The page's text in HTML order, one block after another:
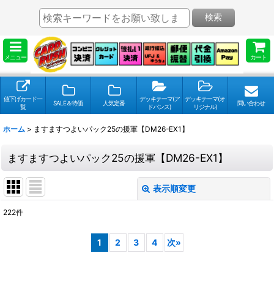
メニュー カート
検索
値下げカード一
覧
SALE＆特価 人気定番
デッキテーマ(ア
ドバンス)
デッキテーマ(オ
リジナル)
問い合わせ
ホーム > ますますつよいパック25の援軍【DM26-EX1】
ますますつよいパック25の援軍【DM26-EX1】
表示順変更
222件
1 2 3 4 次»